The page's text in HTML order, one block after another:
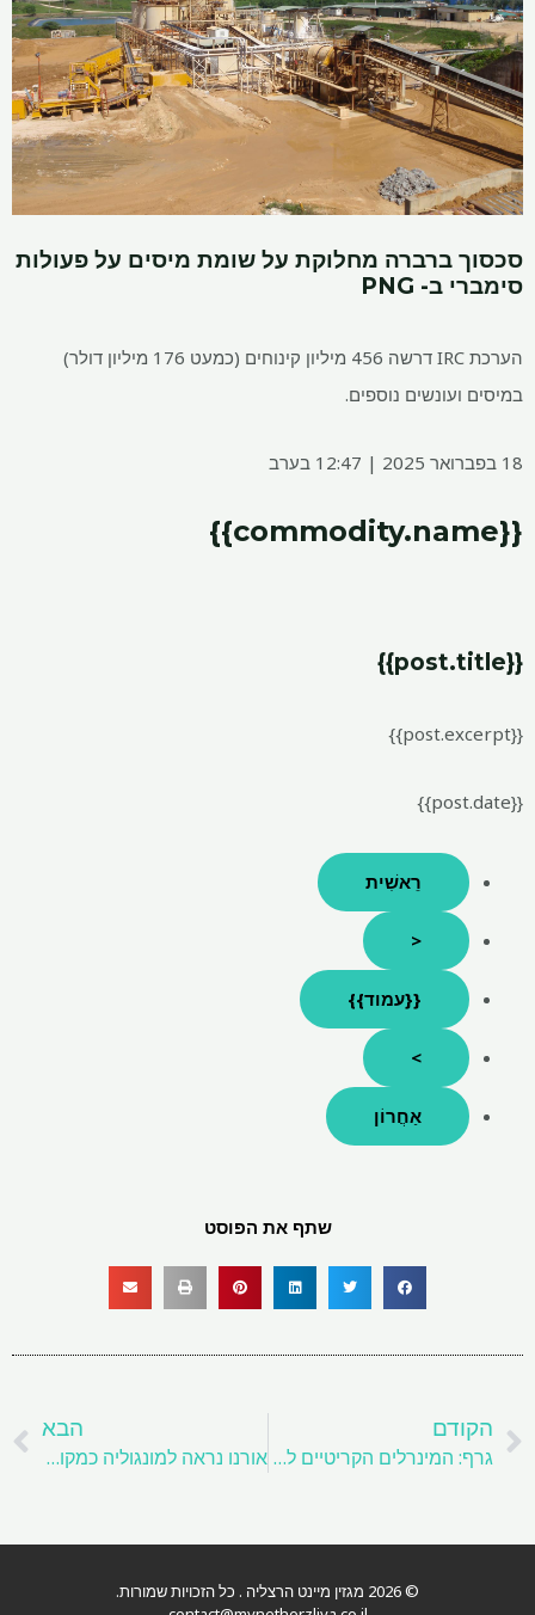
סכסוך ברברה מחלוקת על שומת מיסים על פעולות
סימברי ב- PNG
הערכת IRC דרשה 456 מיליון קינוחים (כמעט 176 מיליון דולר)
במיסים ועונשים נוספים.
18 בפברואר 2025 | 12:47 בערב
{{commodity.name}}
{{post.title}}
{{post.excerpt}}
{{post.date}}
רֵאשִׁית
<
{{עמוד}}
>
אַחֲרוֹן
שתף את הפוסט
קודם
הקודם
גרף: המינרלים הקריטיים לצפייה בארה"ב
הבא
אורנו נראה למונגוליה כמקור חדש לאורניום
© 2026 מגזין מיינט הרצליה . כל הזכויות שמורות.